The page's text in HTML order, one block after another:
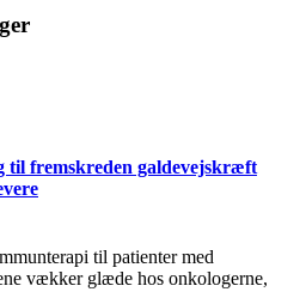
til fremskreden galdevejskræft
til patienter med
vækker glæde hos onkologerne,